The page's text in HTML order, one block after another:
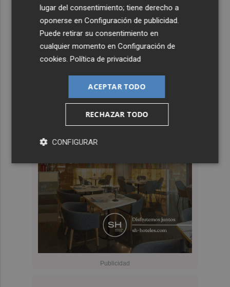
lugar del consentimiento; tiene derecho a
oponerse enConfiguración de publicidad
Puede retirar su consentimiento en
cualquier momento enConfiguración de
cookies .Política de privacidad
ACEPTAR TODO
RECHAZAR TODO
CONFIGURAR